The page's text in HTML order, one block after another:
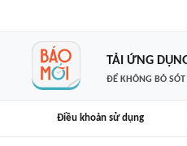
TẢI ỨNG
ĐỂ KHÔNG BỎ
Điều khoản sử dụng